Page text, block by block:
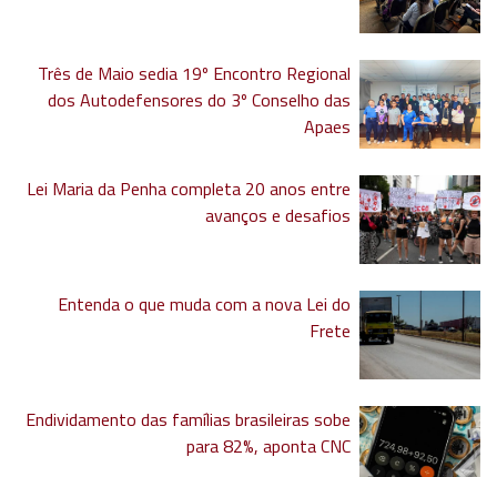
Três de Maio sedia 19º Encontro Regional
dos Autodefensores do 3º Conselho das
Apaes
Lei Maria da Penha completa 20 anos entre
avanços e desafios
Entenda o que muda com a nova Lei do
Frete
Endividamento das famílias brasileiras sobe
para 82%, aponta CNC